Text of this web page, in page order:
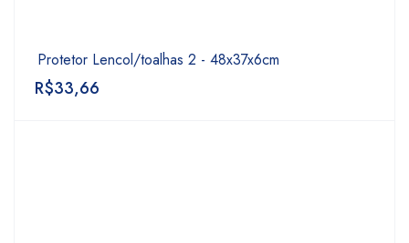
Protetor Lencol/toalhas 2 - 48x37x6cm
R$33,66